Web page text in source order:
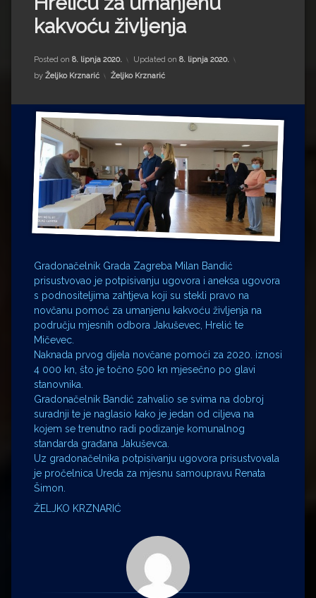
Impressum
Milenko Strižak
Drugi autori
Drugi autori
Matea Andrić
Ljiljana Lekanić-Kljaić
Željko Krznarić
Mario Lovreković
Miroslav Šantek
kakvoću življenja
Posted on 8. lipnja 2020. Updated on 8. lipnja 2020.
by Željko Krznarić Kategorije:
Željko Krznarić
Gradonačelnik Grada Zagreba Milan Bandić
prisustvovao je potpisivanju ugovora i aneksa ugovora
s podnositeljima zahtjeva koji su stekli pravo na
novčanu pomoć za umanjenu kakvoću življenja na
području mjesnih odbora Jakuševec, Hrelić te
Mičevec.
Naknada prvog dijela novčane pomoći za 2020. iznosi
4 000 kn, što je točno 500 kn mjesečno po glavi
stanovnika.
Gradonačelnik Bandić zahvalio se svima na dobroj
suradnji te je naglasio kako je jedan od ciljeva na
kojem se trenutno radi podizanje komunalnog
standarda građana Jakuševca.
Uz gradonačelnika potpisivanju ugovora prisustvovala
je pročelnica Ureda za mjesnu samoupravu Renata
Šimon.
ŽELJKO KRZNARIĆ